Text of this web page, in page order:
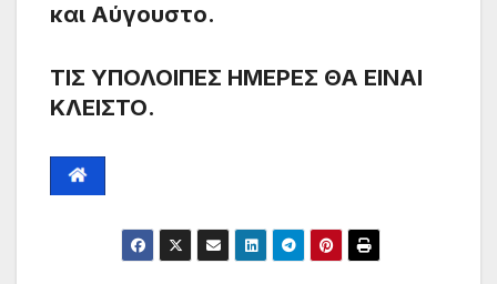
και Αύγουστο.
ΤΙΣ ΥΠΟΛΟΙΠΕΣ ΗΜΕΡΕΣ ΘΑ ΕΙΝΑΙ
ΚΛΕΙΣΤΟ.